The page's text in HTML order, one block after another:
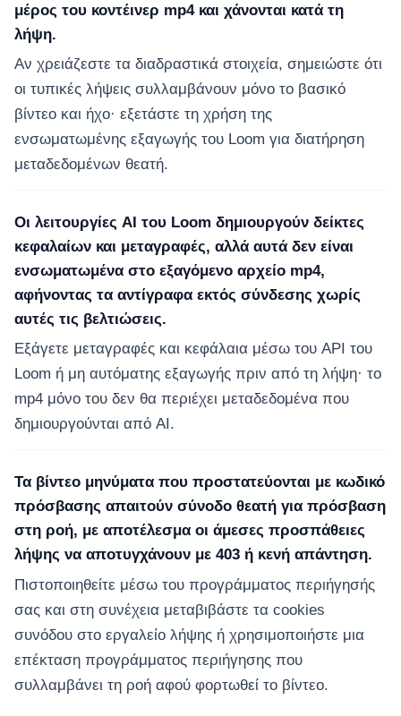
μέρος του κοντέινερ mp4 και χάνονται κατά τη
λήψη.
Αν χρειάζεστε τα διαδραστικά στοιχεία, σημειώστε ότι
οι τυπικές λήψεις συλλαμβάνουν μόνο το βασικό
βίντεο και ήχο· εξετάστε τη χρήση της
ενσωματωμένης εξαγωγής του Loom για διατήρηση
μεταδεδομένων θεατή.
Οι λειτουργίες AI του Loom δημιουργούν δείκτες
κεφαλαίων και μεταγραφές, αλλά αυτά δεν είναι
ενσωματωμένα στο εξαγόμενο αρχείο mp4,
αφήνοντας τα αντίγραφα εκτός σύνδεσης χωρίς
αυτές τις βελτιώσεις.
Εξάγετε μεταγραφές και κεφάλαια μέσω του API του
Loom ή μη αυτόματης εξαγωγής πριν από τη λήψη· το
mp4 μόνο του δεν θα περιέχει μεταδεδομένα που
δημιουργούνται από AI.
Τα βίντεο μηνύματα που προστατεύονται με κωδικό
πρόσβασης απαιτούν σύνοδο θεατή για πρόσβαση
στη ροή, με αποτέλεσμα οι άμεσες προσπάθειες
λήψης να αποτυγχάνουν με 403 ή κενή απάντηση.
Πιστοποιηθείτε μέσω του προγράμματος περιήγησής
σας και στη συνέχεια μεταβιβάστε τα cookies
συνόδου στο εργαλείο λήψης ή χρησιμοποιήστε μια
επέκταση προγράμματος περιήγησης που
συλλαμβάνει τη ροή αφού φορτωθεί το βίντεο.